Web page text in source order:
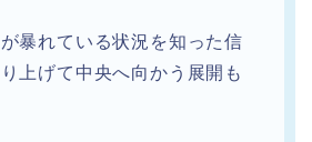
暴れている状況を知った信
上げて中央へ向かう展開も